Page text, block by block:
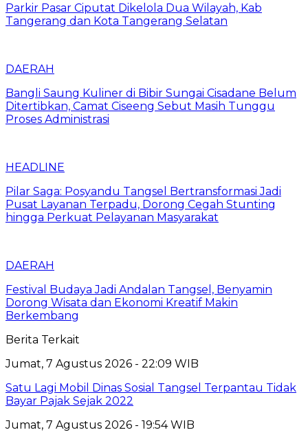
Parkir Pasar Ciputat Dikelola Dua Wilayah, Kab
Tangerang dan Kota Tangerang Selatan
DAERAH
Bangli Saung Kuliner di Bibir Sungai Cisadane Belum
Ditertibkan, Camat Ciseeng Sebut Masih Tunggu
Proses Administrasi
HEADLINE
Pilar Saga: Posyandu Tangsel Bertransformasi Jadi
Pusat Layanan Terpadu, Dorong Cegah Stunting
hingga Perkuat Pelayanan Masyarakat
DAERAH
Festival Budaya Jadi Andalan Tangsel, Benyamin
Dorong Wisata dan Ekonomi Kreatif Makin
Berkembang
Berita Terkait
Jumat, 7 Agustus 2026 - 22:09 WIB
Satu Lagi Mobil Dinas Sosial Tangsel Terpantau Tidak
Bayar Pajak Sejak 2022
Jumat, 7 Agustus 2026 - 19:54 WIB